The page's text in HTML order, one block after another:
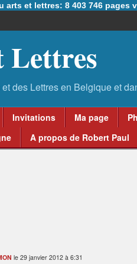
et lettres: 8 403 746 pages
Lettres
Invitations Ma page
A propos de Robert Paul
le 29 janvier 2012 à 6:31